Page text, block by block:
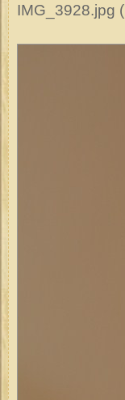
IMG_3928.jpg